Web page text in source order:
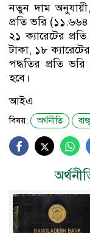
নতুন দাম
প্রতি ভরি
২১ ক্যারেটের
টাকা, ১৮
পদ্ধতির প্রতি
হবে।
আইএ
বিষয়: অর্থনীতি